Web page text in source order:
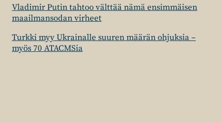
Vladimir Putin tahtoo välttää nämä ensimmäisen
maailmansodan virheet
Turkki myy Ukrainalle suuren määrän ohjuksia –
myös 70 ATACMSia